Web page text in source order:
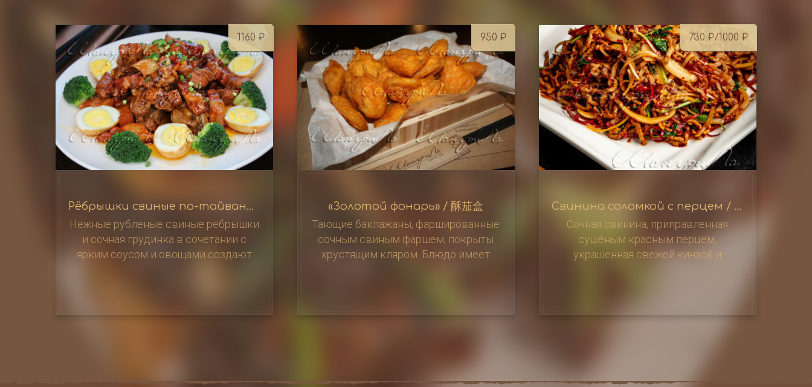
1160 ₽
Рёбрышки свиные по-тайваньски / 卤肉蛋
Нежные рубленые свиные рёбрышки
и сочная грудинка в сочетании с
ярким соусом и овощами создают
вкусным,…
950 ₽
«Золотой фонарь» / 酥茄盒
Тающие баклажаны, фаршированные
сочным свиным фаршем, покрыты
хрустящим кляром. Блюдо имеет
730 ₽/1000 ₽
Свинина соломкой с перцем / 干媥猪肉丝
Сочная свинина, приправленная
сушёным красным перцем,
украшенная свежей кинзой и